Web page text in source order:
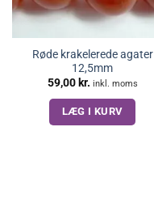
Røde krakelerede agater
12,5mm
59,00 kr. inkl. moms
LÆG I KURV